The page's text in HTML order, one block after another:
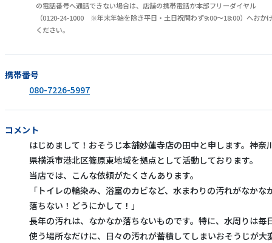
の電話番号へ通話できない場合は、店舗の携帯電話か本部フリーダイヤル
（0120-24-1000 ※年末年始を除き平日・土日祝問わず9:00～18:00）へおか
ください。
携帯番号
080-7226-5997
コメント
はじめまして！おそうじ本舗妙蓮寺店の田中と申します。神奈
県横浜市港北区篠原東地域を拠点として活動しております。
当店では、こんな依頼がたくさんあります。
「トイレの輪染み、浴室のカビなど、水まわりの汚れがなかな
落ちない！どうにかして！」
長年の汚れは、なかなか落ちないものです。特に、水周りは毎
使う場所なだけに、日々の汚れが蓄積してしまいおそうじが大